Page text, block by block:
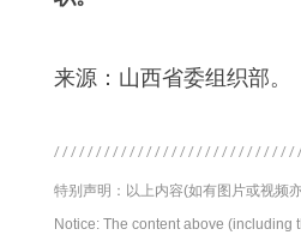
来源：山西省委组织部。
特别声明：以上内容(如有图片或视频
Notice: The content above